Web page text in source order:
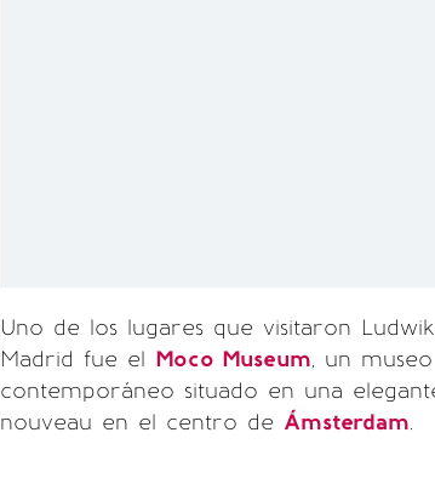
Uno de los lugares que visitaron
Madrid fue el Moco Museum, un
contemporáneo situado en una
nouveau en el centro de Ámsterdam.